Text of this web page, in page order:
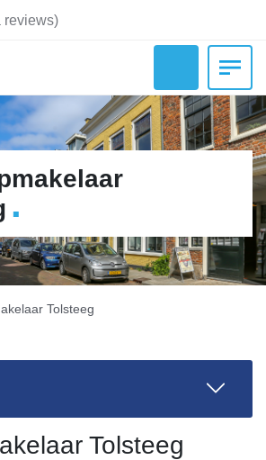
reviews)
.
Tolsteeg
Tolsteeg